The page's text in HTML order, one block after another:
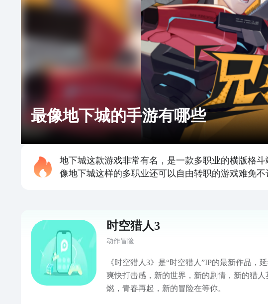
最像地下城的手游有哪些
地下城这款游戏非常有名，是一款多职业的横版格
像地下城这样的多职业还可以自由转职的游戏难免
时空猎人3
动作冒险
《时空猎人3》是“时空猎人”IP的最新作品，
爽快打击感，新的世界，新的剧情，新的猎人
燃，青春再起，新的冒险在等你。